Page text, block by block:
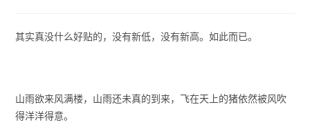
其实真没什么好贴的，没有新低，没有新高。如此而已。
山雨欲来风满楼，山雨还未真的到来，飞在天上的猪依然被风吹
得洋洋得意。